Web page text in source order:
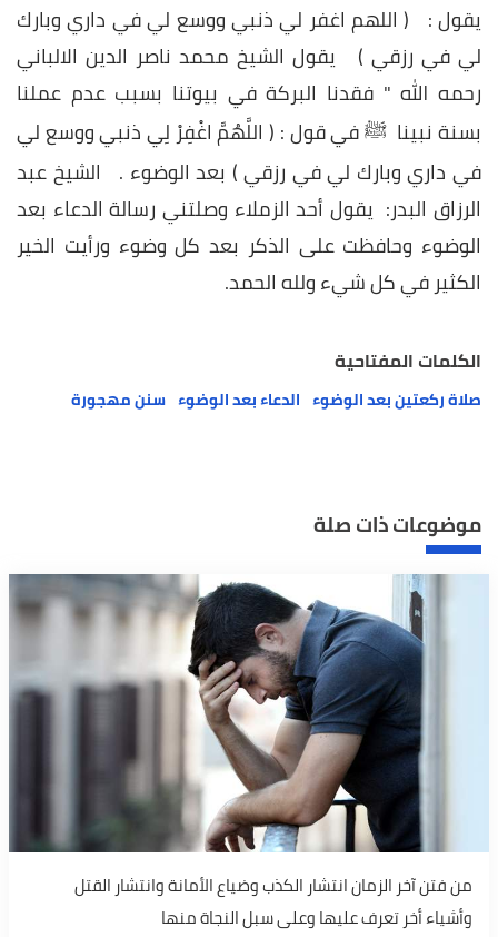
يقول : ( اللهم اغفر لي ذنبي ووسع لي في داري وبارك
لي في رزقي ) يقول الشيخ محمد ناصر الدين الالباني
رحمه الله " فقدنا البركة في بيوتنا بسبب عدم عملنا
بسنة نبينا ﷺ في قول : ( اللَّهُمَّ اغْفِرْ لِي ذنبي ووسع لي
في داري وبارك لي في رزقي ) بعد الوضوء . الشيخ عبد
الرزاق البدر: يقول أحد الزملاء وصلتني رسالة الدعاء بعد
الوضوء وحافظت على الذكر بعد كل وضوء ورأيت الخير
الكثير في كل شيء ولله الحمد.‎
الكلمات المفتاحية
صلاة ركعتين بعد الوضوء الدعاء بعد الوضوء سنن مهجورة
موضوعات ذات صلة
من فتن آخر الزمان انتشار الكذب وضياع الأمانة وانتشار القتل
وأشياء أخر تعرف عليها وعلى سبل النجاة منها